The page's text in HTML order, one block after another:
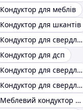
Кондуктор для меблів
Кондуктор для шкантів
Кондуктор для свердління під конфірмат
Кондуктор для дсп
Кондуктор для свердління отворів
Кондуктор для свердління під петлі
Меблевий кондуктор під конфірмат